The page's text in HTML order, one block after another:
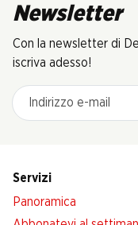
Newsletter
Con la newsletter di
iscriva adesso!
Indirizzo e-mail
Servizi
Panoramica